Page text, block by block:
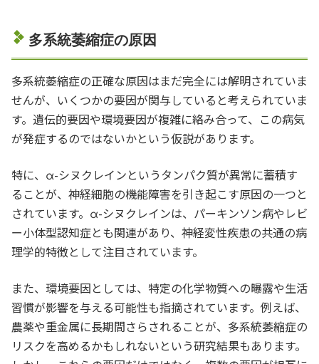
多系統萎縮症の原因
多系統萎縮症の正確な原因はまだ完全には解明されていま
せんが、いくつかの要因が関与していると考えられていま
す。遺伝的要因や環境要因が複雑に絡み合って、この病気
が発症するのではないかという仮説があります。
特に、α-シヌクレインというタンパク質が異常に蓄積す
ることが、神経細胞の機能障害を引き起こす原因の一つと
されています。α-シヌクレインは、パーキンソン病やレビ
ー小体型認知症とも関連があり、神経変性疾患の共通の病
理学的特徴として注目されています。
また、環境要因としては、特定の化学物質への曝露や生活
習慣が影響を与える可能性も指摘されています。例えば、
農薬や重金属に長期間さらされることが、多系統萎縮症の
リスクを高めるかもしれないという研究結果もあります。